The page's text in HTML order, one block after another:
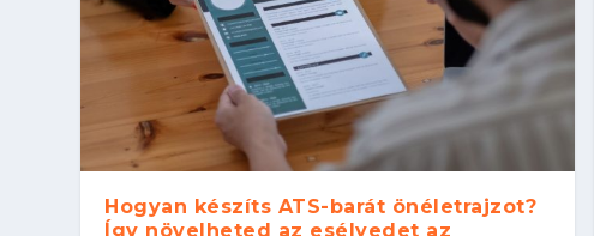
Hogyan készíts ATS-barát önéletrajzot?
Így növelheted az esélyedet az